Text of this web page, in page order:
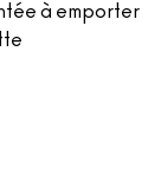
à emporter